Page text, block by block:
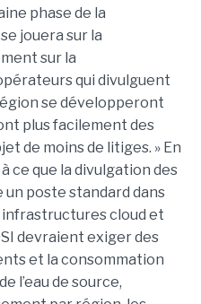
phase de la
jouera sur la
sur la
qui divulguent
se développeront
plus facilement des
de moins de litiges. » En
ce que la divulgation des
un poste standard dans
infrastructures cloud et
devraient exiger des
et la consommation
l’eau de source,